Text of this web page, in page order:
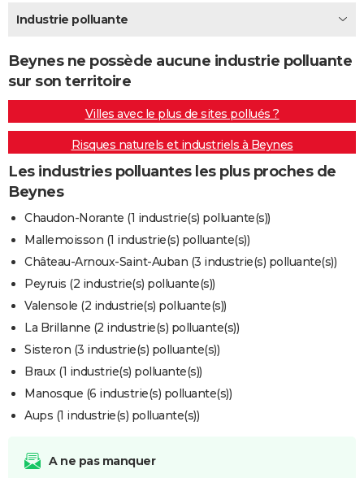
Destinations
City break
Voyage nature
Voyage de noces
Forum
Climat
+PHOTO
GUIDES D'ACHAT
BONS PLANS
CARTE DE VOEUX
Carte de Noël
Carte Bonne année
Carte Saint-Valentin
Carte Pâques
Carte d'anniversaire
DICTIONNAIRE
Dictionnaire
Biographies
Citations
Expressions
Proverbes
PROGRAMME TV
COPAINS D'AVANT
S'inscrire
Se connecter
Lycées
Collèges
Primaires
Universités
Entreprises
Service militaire
Avis de recherche
FORUM
Bricolage
Lifestyle
Culture
Sport
Auto
Television
Voyage
Cinema
Industrie polluante
Beynes ne possède aucune industrie polluante
sur son territoire
Villes avec le plus de sites pollués ?
Risques naturels et industriels à Beynes
Les industries polluantes les plus proches de
Beynes
Chaudon-Norante (1 industrie(s) polluante(s))
Mallemoisson (1 industrie(s) polluante(s))
Château-Arnoux-Saint-Auban (3 industrie(s) polluante(s))
Peyruis (2 industrie(s) polluante(s))
Valensole (2 industrie(s) polluante(s))
La Brillanne (2 industrie(s) polluante(s))
Sisteron (3 industrie(s) polluante(s))
Braux (1 industrie(s) polluante(s))
Manosque (6 industrie(s) polluante(s))
Aups (1 industrie(s) polluante(s))
A ne pas manquer